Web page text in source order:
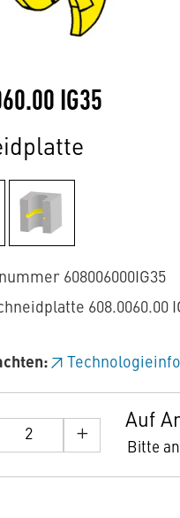
IG35
608006000IG35
608.0060.00
Auf
Bitte